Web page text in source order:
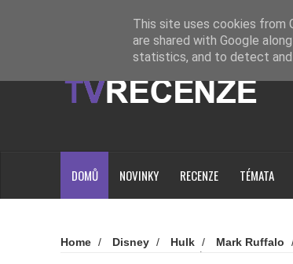
Loading...
DOMŮ NOVINKY RECENZE TÉMATA
Home / Disney / Hulk / Mark Ruffalo
This site uses cookies from
are shared with Google
statistics, and to detect and